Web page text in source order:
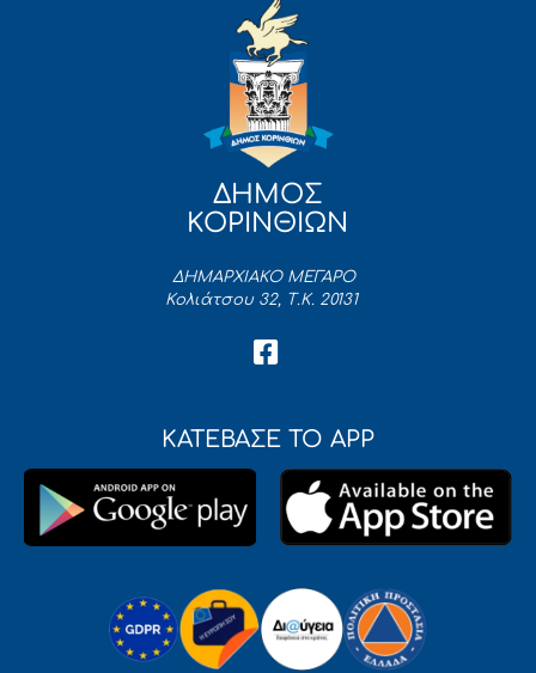
ΔΗΜΟΣ
ΚΟΡΙΝΘΙΩΝ
ΔΗΜΑΡΧΙΑΚΟ ΜΕΓΑΡΟ
Κολιάτσου 32, Τ.Κ. 20131
ΚΑΤΕΒΑΣΕ ΤΟ APP